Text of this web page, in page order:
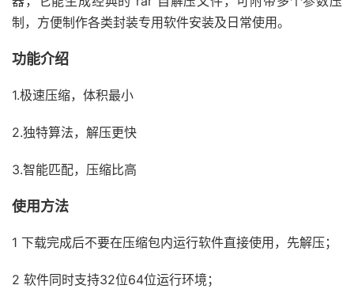
制，方便制作各类封装专用软件安装及日常使用。
功能介绍
1.极速压缩，体积最小
2.独特算法，解压更快
3.智能匹配，压缩比高
使用方法
1 下载完成后不要在压缩包内运行软件直接使用，先解压；
2 软件同时支持32位64位运行环境；